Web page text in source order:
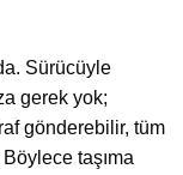
Sürücüyle
gerek yok;
gönderebilir, tüm
taşıma